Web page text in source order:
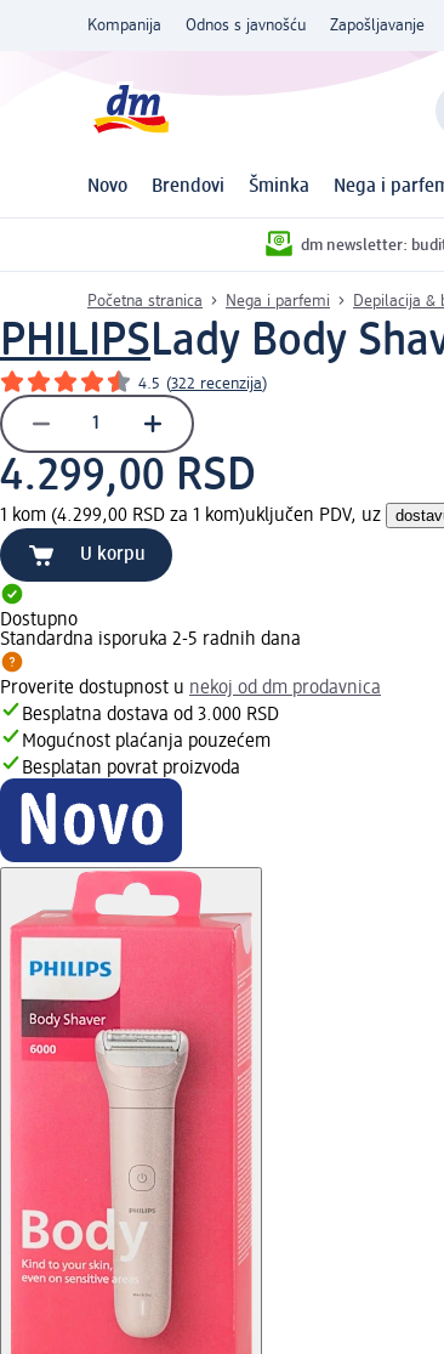
Kompanija Odnos s javnošću Zapošljavanje
Novo Brendovi Šminka Nega i
dm newsletter:
Početna stranica Nega i parfemi Depilacija &
PHILIPSLady Body
4.5 (322 recenzija)
4.299,00 RSD
1 kom (4.299,00 RSD za 1 kom)uključen PDV, uz
U korpu
Dostupno
Standardna isporuka 2-5 radnih dana
Proverite dostupnost u nekoj od dm prodavnica
Besplatna dostava od 3.000 RSD
Mogućnost plaćanja pouzećem
Besplatan povrat proizvoda